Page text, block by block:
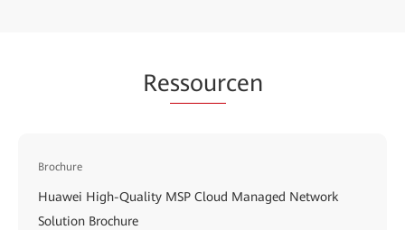
Ressourcen
Brochure
Huawei High-Quality MSP Cloud Managed Network
Solution Brochure